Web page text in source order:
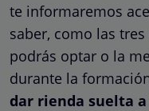
te informaremos
saber, como las
podrás optar o la
durante la
dar rienda suelta